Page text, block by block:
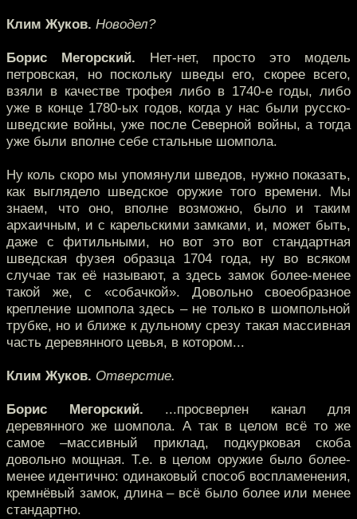
Клим Жуков. Новодел?
Борис Мегорский. Нет-нет, просто это модель
петровская, но поскольку шведы его, скорее всего,
взяли в качестве трофея либо в 1740-е годы, либо
уже в конце 1780-ых годов, когда у нас были русско-
шведские войны, уже после Северной войны, а тогда
уже были вполне себе стальные шомпола.
Ну коль скоро мы упомянули шведов, нужно показать,
как выглядело шведское оружие того времени. Мы
знаем, что оно, вполне возможно, было и таким
архаичным, и с карельскими замками, и, может быть,
даже с фитильными, но вот это вот стандартная
шведская фузея образца 1704 года, ну во всяком
случае так её называют, а здесь замок более-менее
такой же, с «собачкой». Довольно своеобразное
крепление шомпола здесь – не только в шомпольной
трубке, но и ближе к дульному срезу такая массивная
часть деревянного цевья, в котором...
Клим Жуков. Отверстие.
Борис Мегорский. ...просверлен канал для
деревянного же шомпола. А так в целом всё то же
самое –массивный приклад, подкурковая скоба
довольно мощная. Т.е. в целом оружие было более-
менее идентично: одинаковый способ воспламенения,
кремнёвый замок, длина – всё было более или менее
стандартно.